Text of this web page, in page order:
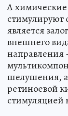
А
стимулируют
является
внешнего
направления
шелушения, а
ретиноевой
стимуляцией